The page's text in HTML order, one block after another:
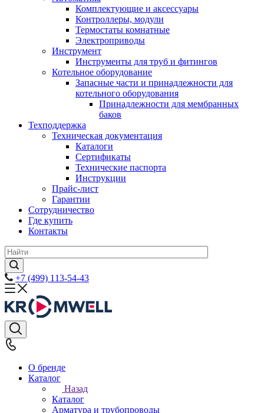
Комплектующие и аксессуары
Контроллеры, модули
Термостаты комнатные
Электроприводы
Инструмент
Инструменты для труб и фитингов
Котельное оборудование
Запасные части и принадлежности для
котельного оборудования
Принадлежности для мембранных
баков
Техподдержка
Техническая документация
Каталоги
Сертификаты
Технические паспорта
Инструкции
Прайс-лист
Гарантии
Сотрудничество
Где купить
Контакты
+7 (499) 113-54-43
О бренде
Каталог
Назад
Каталог
Арматура и трубопроводы